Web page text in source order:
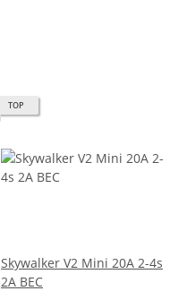
TOP
Skywalker V2 Mini 20A 2-4s
2A BEC